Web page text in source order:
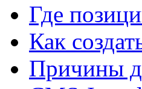
Где
Как
Причины